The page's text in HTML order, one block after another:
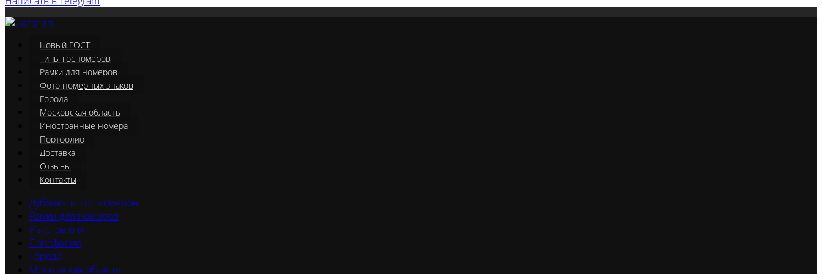
Меню
Новый ГОСТ
Типы госномеров
Рамки для номеров
Фото номерных знаков
Города
Московская область
Иностранные номера
Портфолио
Доставка
Отзывы
Контакты
Дубликаты гос номеров
Рамки для номеров
Изготовили
Портфолио
Города
Московская область